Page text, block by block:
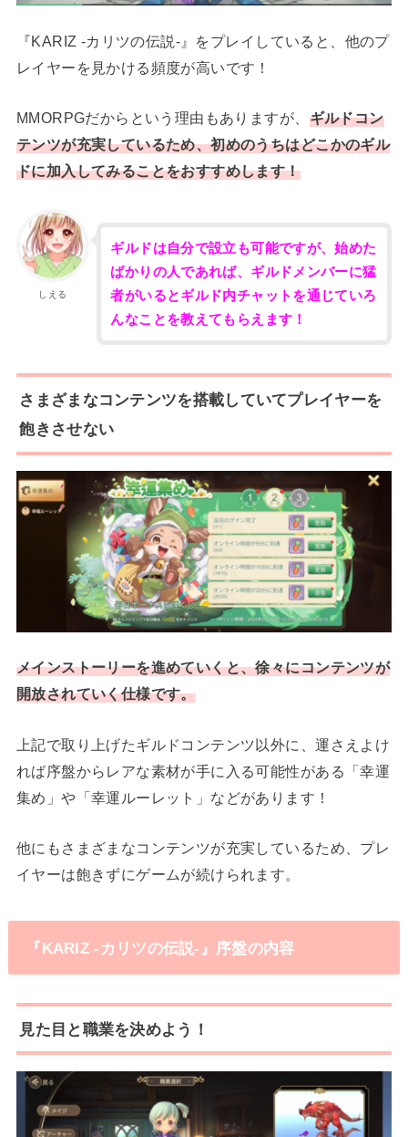
『KARIZ -カリツの伝説-』をプレイしていると、他のプ
レイヤーを見かける頻度が高いです！
MMORPGだからという理由もありますが、 ギルドコン
テンツが充実しているため、初めのうちはどこかのギル
ドに加入してみることをおすすめします！
しえる
ギルドは自分で設立も可能ですが、始めた
ばかりの人であれば、ギルドメンバーに猛
者がいるとギルド内チャットを通じていろ
んなことを教えてもらえます！
さまざまなコンテンツを搭載していてプレイヤーを
飽きさせない
メインストーリーを進めていくと、徐々にコンテンツが
開放されていく仕様です。
上記で取り上げたギルドコンテンツ以外に、運さえよけ
れば序盤からレアな素材が手に入る可能性がある「幸運
集め」や「幸運ルーレット」などがあります！
他にもさまざまなコンテンツが充実しているため、プレ
イヤーは飽きずにゲームが続けられます。
『KARIZ -カリツの伝説-』序盤の内容
見た目と職業を決めよう！